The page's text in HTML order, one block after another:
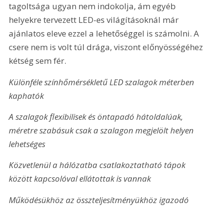
tagoltsága ugyan nem indokolja, ám egyéb
helyekre tervezett LED-es világításoknál már
ajánlatos eleve ezzel a lehetőséggel is számolni. A
csere nem is volt túl drága, viszont előnyösségéhez
kétség sem fér.
Különféle színhőmérsékletű LED szalagok méterben
kaphatók
A szalagok flexibilisek és öntapadó hátoldalúak,
méretre szabásuk csak a szalagon megjelölt helyen
lehetséges
Közvetlenül a hálózatba csatlakoztatható tápok
között kapcsolóval ellátottak is vannak
Működésükhöz az összteljesítményükhöz igazodó